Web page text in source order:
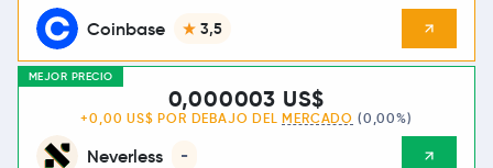
Coinbase 3,5
MEJOR PRECIO
Neverless -
0,000003 US$
+0,00 US$ POR DEBAJO DEL MERCADO (0,00%)